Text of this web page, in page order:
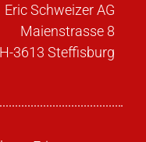
Eric Schweizer AG
Maienstrasse 8
3613 Steffisburg